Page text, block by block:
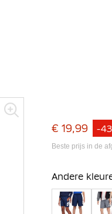
€ 19,99 -
Beste prijs in de
Andere